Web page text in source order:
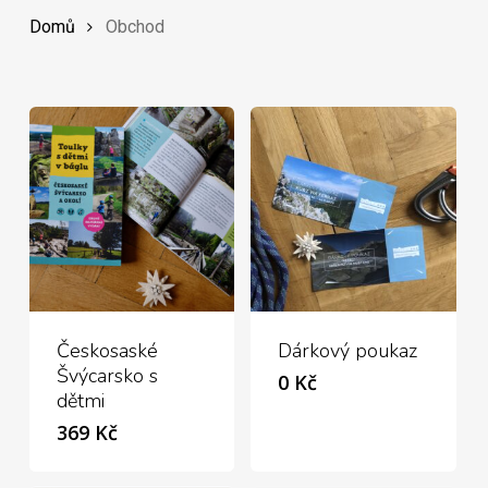
Domů Obchod
Českosaské
Švýcarsko s
dětmi
369 Kč
Dárkový poukaz
0 Kč